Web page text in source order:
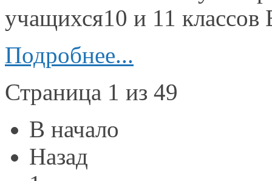
учащихся10 и 11 классов
Подробнее...
Страница 1 из 49
В начало
Назад